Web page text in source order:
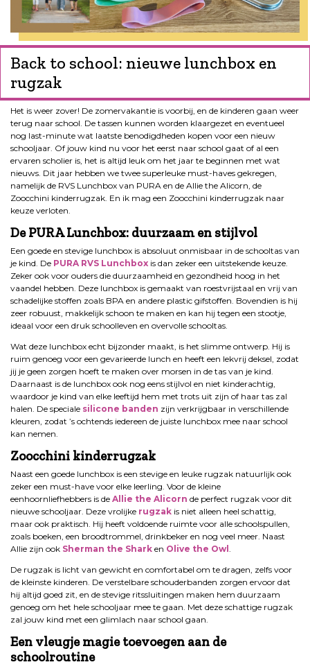
Back to school: nieuwe lunchbox en
rugzak
Het is weer zover! De zomervakantie is voorbij, en de kinderen gaan weer
terug naar school. De tassen kunnen worden klaargezet en eventueel
nog last-minute wat laatste benodigdheden kopen voor een nieuw
schooljaar. Of jouw kind nu voor het eerst naar school gaat of al een
ervaren scholier is, het is altijd leuk om het jaar te beginnen met wat
nieuws. Dit jaar hebben we twee superleuke must-haves gekregen,
namelijk de RVS Lunchbox van PURA en de Allie the Alicorn, de
Zoocchini kinderrugzak. En ik mag een Zoocchini kinderrugzak naar
keuze verloten.
De PURA Lunchbox: duurzaam en stijlvol
Een goede en stevige lunchbox is absoluut onmisbaar in de schooltas van
je kind. De PURA RVS Lunchbox is dan zeker een uitstekende keuze.
Zeker ook voor ouders die duurzaamheid en gezondheid hoog in het
vaandel hebben. Deze lunchbox is gemaakt van roestvrijstaal en vrij van
schadelijke stoffen zoals BPA en andere plastic gifstoffen. Bovendien is hij
zeer robuust, makkelijk schoon te maken en kan hij tegen een stootje,
ideaal voor een druk schoolleven en overvolle schooltas.
Wat deze lunchbox echt bijzonder maakt, is het slimme ontwerp. Hij is
ruim genoeg voor een gevarieerde lunch en heeft een lekvrij deksel, zodat
jij je geen zorgen hoeft te maken over morsen in de tas van je kind.
Daarnaast is de lunchbox ook nog eens stijlvol en niet kinderachtig,
waardoor je kind van elke leeftijd hem met trots uit zijn of haar tas zal
halen. De speciale silicone banden zijn verkrijgbaar in verschillende
kleuren, zodat ’s ochtends iedereen de juiste lunchbox mee naar school
kan nemen.
Zoocchini kinderrugzak
Naast een goede lunchbox is een stevige en leuke rugzak natuurlijk ook
zeker een must-have voor elke leerling. Voor de kleine
eenhoornliefhebbers is de Allie the Alicorn de perfect rugzak voor dit
nieuwe schooljaar. Deze vrolijke rugzak is niet alleen heel schattig,
maar ook praktisch. Hij heeft voldoende ruimte voor alle schoolspullen,
zoals boeken, een broodtrommel, drinkbeker en nog veel meer. Naast
Allie zijn ook Sherman the Shark en Olive the Owl .
De rugzak is licht van gewicht en comfortabel om te dragen, zelfs voor
de kleinste kinderen. De verstelbare schouderbanden zorgen ervoor dat
hij altijd goed zit, en de stevige ritssluitingen maken hem duurzaam
genoeg om het hele schooljaar mee te gaan. Met deze schattige rugzak
zal jouw kind met een glimlach naar school gaan.
Een vleugje magie toevoegen aan de
schoolroutine